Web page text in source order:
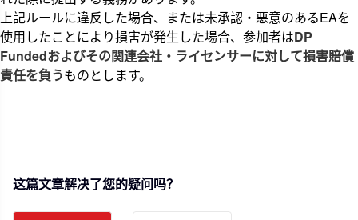
上記ルールに違反した場合、または未承認・悪意のあるEAを
使用したことにより損害が発生した場合、参加者はDP
Fundedおよびその関連会社・ライセンサーに対して損害賠償
責任を負うものとします。
这篇文章解决了您的疑问吗？